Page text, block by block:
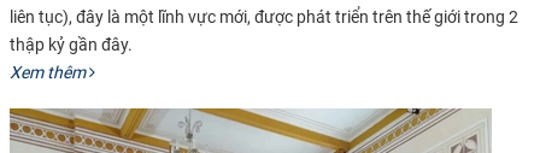
liên tục), đây là một lĩnh vực mới, được phát triển trên thế giới trong 2
thập kỷ gần đây.
Xem thêm